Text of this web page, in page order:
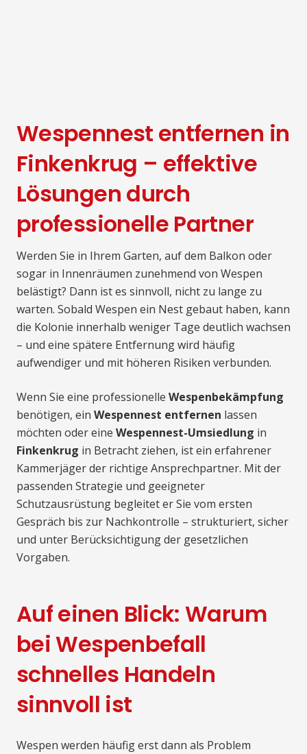
Wespennest entfernen in
Finkenkrug – effektive
Lösungen durch
professionelle Partner
Werden Sie in Ihrem Garten, auf dem Balkon oder
sogar in Innenräumen zunehmend von Wespen
belästigt? Dann ist es sinnvoll, nicht zu lange zu
warten. Sobald Wespen ein Nest gebaut haben, kann
die Kolonie innerhalb weniger Tage deutlich wachsen
– und eine spätere Entfernung wird häufig
aufwendiger und mit höheren Risiken verbunden.
Wenn Sie eine professionelle Wespenbekämpfung
benötigen, ein Wespennest entfernen lassen
möchten oder eine Wespennest-Umsiedlung in
Finkenkrug in Betracht ziehen, ist ein erfahrener
Kammerjäger der richtige Ansprechpartner. Mit der
passenden Strategie und geeigneter
Schutzausrüstung begleitet er Sie vom ersten
Gespräch bis zur Nachkontrolle – strukturiert, sicher
und unter Berücksichtigung der gesetzlichen
Vorgaben.
Auf einen Blick: Warum
bei Wespenbefall
schnelles Handeln
sinnvoll ist
Wespen werden häufig erst dann als Problem